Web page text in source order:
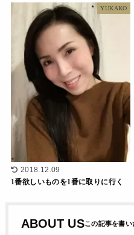
YUKAKO
2018.12.09
1番欲しいものを1番に取りに行く
ABOUT US